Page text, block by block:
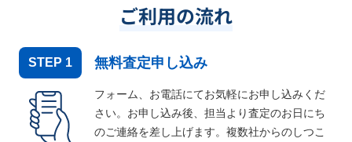
ご利用の流れ
STEP 1 無料査定申し込み
フォーム、お電話にてお気軽にお申し込みくだ
さい。お申し込み後、担当より査定のお日にち
のご連絡を差し上げます。複数社からのしつこ